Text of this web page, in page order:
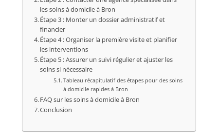
les soins à domicile à Bron
Étape 3 : Monter un dossier administratif et
financier
Étape 4 : Organiser la première visite et planifier
les interventions
Étape 5 : Assurer un suivi régulier et ajuster les
soins si nécessaire
Tableau récapitulatif des étapes pour des soins
à domicile rapides à Bron
FAQ sur les soins à domicile à Bron
Conclusion